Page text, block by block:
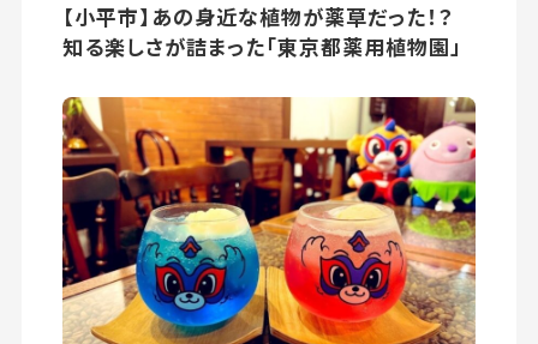
【小平市】あの身近な植物が薬草だった！？
知る楽しさが詰まった「東京都薬用植物園」